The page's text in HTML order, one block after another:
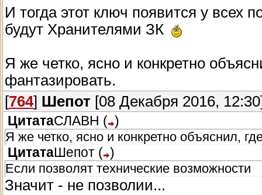
И тогда этот ключ появится у всех
будут Хранителями ЗК
Я же четко, ясно и конкретно
фантазировать.
[764] Шепот [08 Декабря 2016,
ЦитатаСЛАВН ( )
Я же четко, ясно и конкретно объяснил,
ЦитатаШепот ( )
Если позволят технические возможности
Значит - не позволии...